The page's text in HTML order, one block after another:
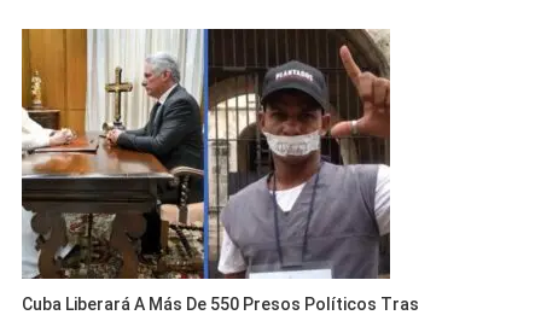
Cuba Liberará A Más De 550 Presos Políticos Tras